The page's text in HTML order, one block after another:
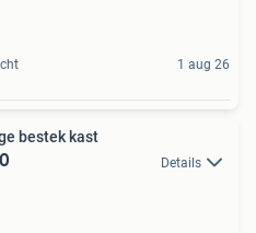
1 aug 26
bestek kast
Details